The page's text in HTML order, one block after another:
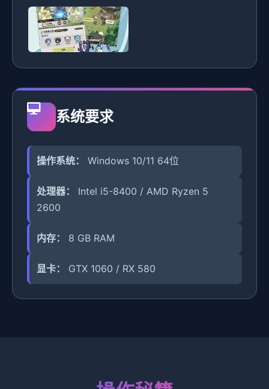
系统要求
操作系统： Windows 10/11 64位
处理器：
Intel i5-8400 / AMD Ryzen 5
2600
内存： 8 GB RAM
显卡： GTX 1060 / RX 580